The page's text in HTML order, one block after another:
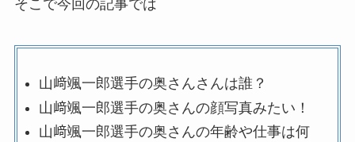
そこで今回の記事では
山﨑颯一郎選手の奥さんさんは誰？
山﨑颯一郎選手の奥さんの顔写真みたい！
山﨑颯一郎選手の奥さんの年齢や仕事は何